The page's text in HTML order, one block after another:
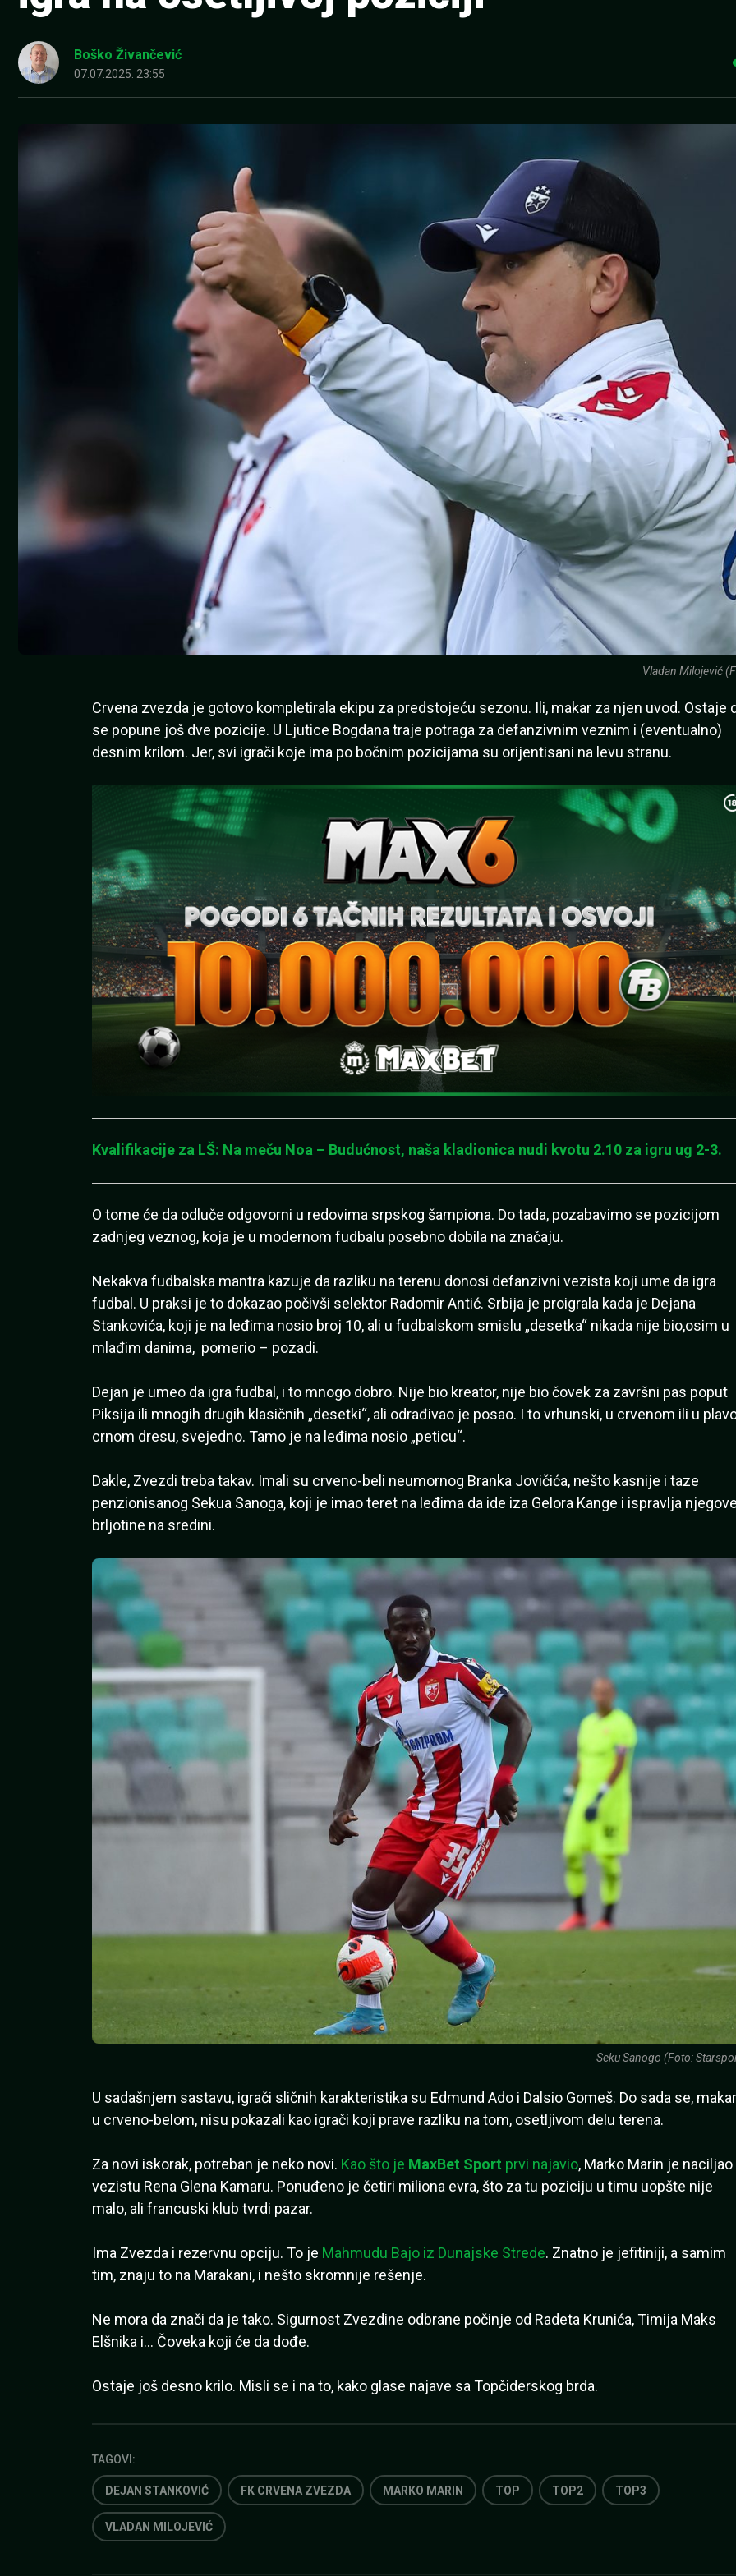
Boško Živančević
07.07.2025. 23:55
Vladan Milojević
Crvena zvezda je gotovo kompletirala ekipu za predstojeću sezonu. Ili, makar za njen uvod. Ostaje
se popune još dve pozicije. U Ljutice Bogdana traje potraga za defanzivnim veznim i (eventualno)
desnim krilom. Jer, svi igrači koje ima po bočnim pozicijama su orijentisani na levu stranu.
Kvalifikacije za LŠ: Na meču Noa – Budućnost, naša kladionica nudi kvotu 2.10 za igru ug 2-3.
O tome će da odluče odgovorni u redovima srpskog šampiona. Do tada, pozabavimo se pozicijom
zadnjeg veznog, koja je u modernom fudbalu posebno dobila na značaju.
Nekakva fudbalska mantra kazuje da razliku na terenu donosi defanzivni vezista koji ume da igra
fudbal. U praksi je to dokazao počivši selektor Radomir Antić. Srbija je proigrala kada je Dejana
Stankovića, koji je na leđima nosio broj 10, ali u fudbalskom smislu „desetka“ nikada nije bio,osim u
mlađim danima, pomerio – pozadi.
Dejan je umeo da igra fudbal, i to mnogo dobro. Nije bio kreator, nije bio čovek za završni pas poput
Piksija ili mnogih drugih klasičnih „desetki“, ali odrađivao je posao. I to vrhunski, u crvenom ili u
crnom dresu, svejedno. Tamo je na leđima nosio „peticu“.
Dakle, Zvezdi treba takav. Imali su crveno-beli neumornog Branka Jovičića, nešto kasnije i taze
penzionisanog Sekua Sanoga, koji je imao teret na leđima da ide iza Gelora Kange i ispravlja
brljotine na sredini.
Seku Sanogo (Foto:
U sadašnjem sastavu, igrači sličnih karakteristika su Edmund Ado i Dalsio Gomeš. Do sada se, makar
u crveno-belom, nisu pokazali kao igrači koji prave razliku na tom, osetljivom delu terena.
Za novi iskorak, potreban je neko novi. Kao što je MaxBet Sport prvi najavio, Marko Marin je naciljao
vezistu Rena Glena Kamaru. Ponuđeno je četiri miliona evra, što za tu poziciju u timu uopšte nije
malo, ali francuski klub tvrdi pazar.
Ima Zvezda i rezervnu opciju. To je Mahmudu Bajo iz Dunajske Strede. Znatno je jefitiniji, a samim
tim, znaju to na Marakani, i nešto skromnije rešenje.
Ne mora da znači da je tako. Sigurnost Zvezdine odbrane počinje od Radeta Krunića, Timija Maks
Elšnika i… Čoveka koji će da dođe.
Ostaje još desno krilo. Misli se i na to, kako glase najave sa Topčiderskog brda.
TAGOVI:
DEJAN STANKOVIĆ FK CRVENA ZVEZDA MARKO MARIN TOP TOP2 TOP3
VLADAN MILOJEVIĆ